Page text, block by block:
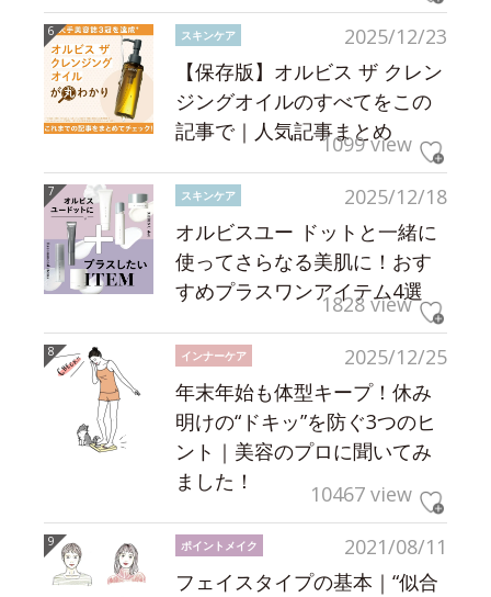
2025/12/23
スキンケア
【保存版】オルビス ザ クレン
ジングオイルのすべてをこの
記事で｜人気記事まとめ
1099 view
2025/12/18
スキンケア
オルビスユー ドットと一緒に
使ってさらなる美肌に！おす
すめプラスワンアイテム4選
1828 view
2025/12/25
インナーケア
年末年始も体型キープ！休み
明けの“ドキッ”を防ぐ3つのヒ
ント｜美容のプロに聞いてみ
ました！
10467 view
2021/08/11
ポイントメイク
フェイスタイプの基本｜“似合